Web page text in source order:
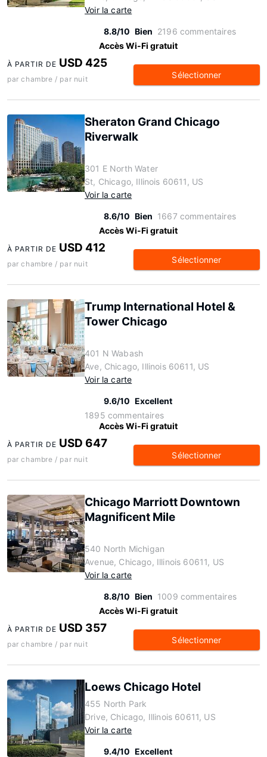
Voir la carte
8.8/10 Bien 2196 commentaires
Accès Wi-Fi gratuit
À PARTIR DE USD 425
par chambre / par nuit Sélectionner
Sheraton Grand Chicago
Riverwalk
301 E North Water
St, Chicago, Illinois 60611, US
Voir la carte
8.6/10 Bien 1667 commentaires
Accès Wi-Fi gratuit
À PARTIR DE USD 412
par chambre / par nuit Sélectionner
Trump International Hotel &
Tower Chicago
401 N Wabash
Ave, Chicago, Illinois 60611, US
Voir la carte
9.6/10 Excellent
1895 commentaires
Accès Wi-Fi gratuit
À PARTIR DE USD 647
par chambre / par nuit Sélectionner
Chicago Marriott Downtown
Magnificent Mile
540 North Michigan
Avenue, Chicago, Illinois 60611, US
Voir la carte
8.8/10 Bien 1009 commentaires
Accès Wi-Fi gratuit
À PARTIR DE USD 357
par chambre / par nuit Sélectionner
Loews Chicago Hotel
455 North Park
Drive, Chicago, Illinois 60611, US
Voir la carte
9.4/10 Excellent